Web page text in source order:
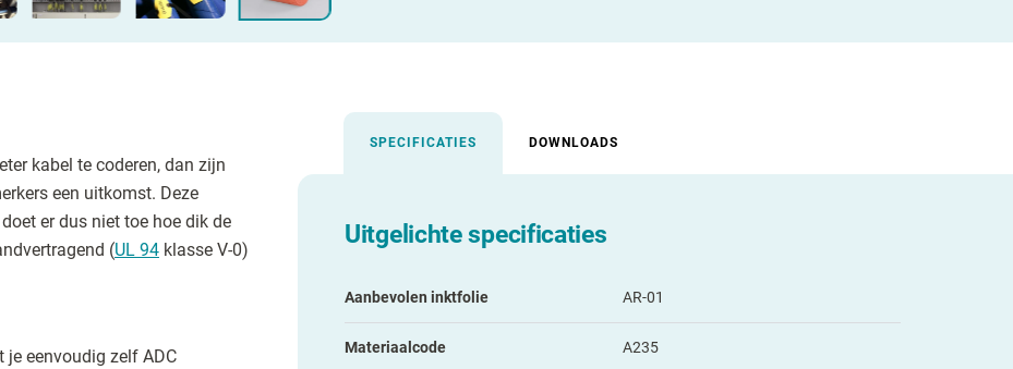
kabel te coderen, dan zijn
een uitkomst. Deze
er dus niet toe hoe dik de
(UL 94 klasse V-0)
je eenvoudig zelf ADC
SPECIFICATIES DOWNLOADS
Uitgelichte specificaties
Aanbevolen inktfolie AR-01
Materiaalcode A235